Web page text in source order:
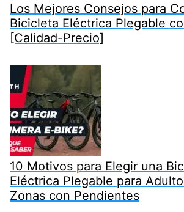
Los Mejores Consejos para
Bicicleta Eléctrica Plegable
[Calidad-Precio]
10 Motivos para Elegir una
Eléctrica Plegable para
Zonas con Pendientes